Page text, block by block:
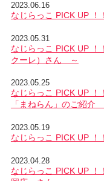
2023.06.16
なじらっこ PICK UP
2023.05.31
なじらっこ PICK UP
クーレ）さん ～
2023.05.25
なじらっこ PICK UP
「まねらん」のご紹介
2023.05.19
なじらっこ PICK UP
2023.04.28
なじらっこ PICK UP